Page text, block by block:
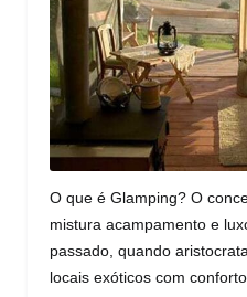
O que é Glamping? O
mistura acampamento e
passado, quando
locais exóticos com